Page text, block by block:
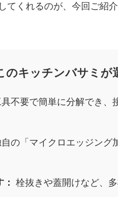
てくれるのが、今回ご紹
のキッチンバサミが
不要で簡単に分解でき、
の「マイクロエッジング
栓抜きや蓋開けなど、